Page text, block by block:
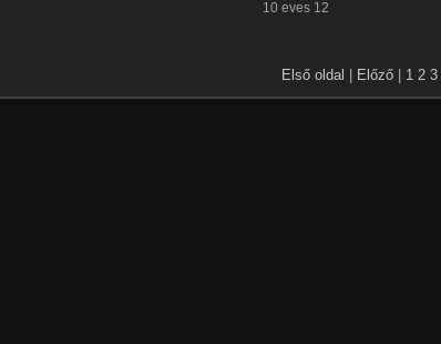
10 eves 12
Első oldal Előző 1 2 3